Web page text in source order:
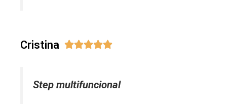
Cristina 
Step multifuncional